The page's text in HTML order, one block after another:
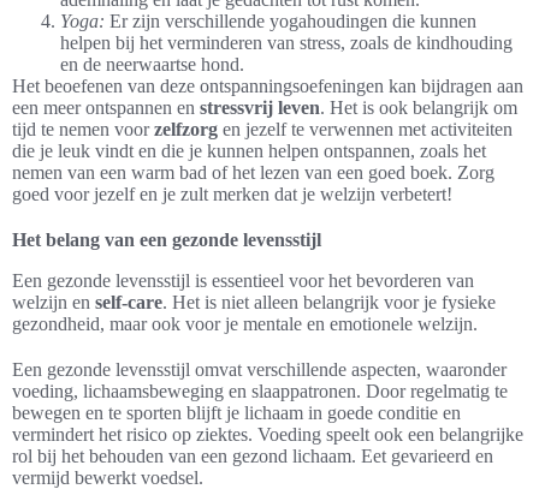
Yoga: Er zijn verschillende yogahoudingen die kunnen
helpen bij het verminderen van stress, zoals de kindhouding
en de neerwaartse hond.
Het beoefenen van deze ontspanningsoefeningen kan bijdragen aan
een meer ontspannen en stressvrij leven. Het is ook belangrijk om
tijd te nemen voorzelfzorg en jezelf te verwennen met activiteiten
die je leuk vindt en die je kunnen helpen ontspannen, zoals het
nemen van een warm bad of het lezen van een goed boek. Zorg
goed voor jezelf en je zult merken dat je welzijn verbetert!
Het belang van een gezonde levensstijl
Een gezonde levensstijl is essentieel voor het bevorderen van
welzijn en self-care. Het is niet alleen belangrijk voor je fysieke
gezondheid, maar ook voor je mentale en emotionele welzijn.
Een gezonde levensstijl omvat verschillende aspecten, waaronder
voeding, lichaamsbeweging en slaappatronen. Door regelmatig te
bewegen en te sporten blijft je lichaam in goede conditie en
vermindert het risico op ziektes. Voeding speelt ook een belangrijke
rol bij het behouden van een gezond lichaam. Eet gevarieerd en
vermijd bewerkt voedsel.